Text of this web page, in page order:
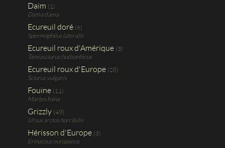
Daim (1)
Dama dama
Ecureuil doré (6)
Spermophilus lateralis
Ecureuil roux d'Amérique (3)
Tamiasciurus hudsonhicus
Ecureuil roux d'Europe (28)
Sciurus vulgaris
Fouine (11)
Martes foina
Grizzly (49)
Ursus arctos horribilis
Hérisson d'Europe (3)
Erinaceus europaeus